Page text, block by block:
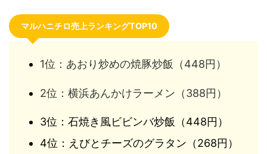
マルハニチロ売上ランキングTOP10
1位：あおり炒めの焼豚炒飯（448円）
2位：横浜あんかけラーメン（388円）
3位：石焼き風ビビンバ炒飯（448円）
4位：えびとチーズのグラタン（268円）